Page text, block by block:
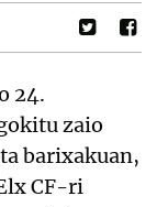
24.
zaio
barixakuan,
CF-ri